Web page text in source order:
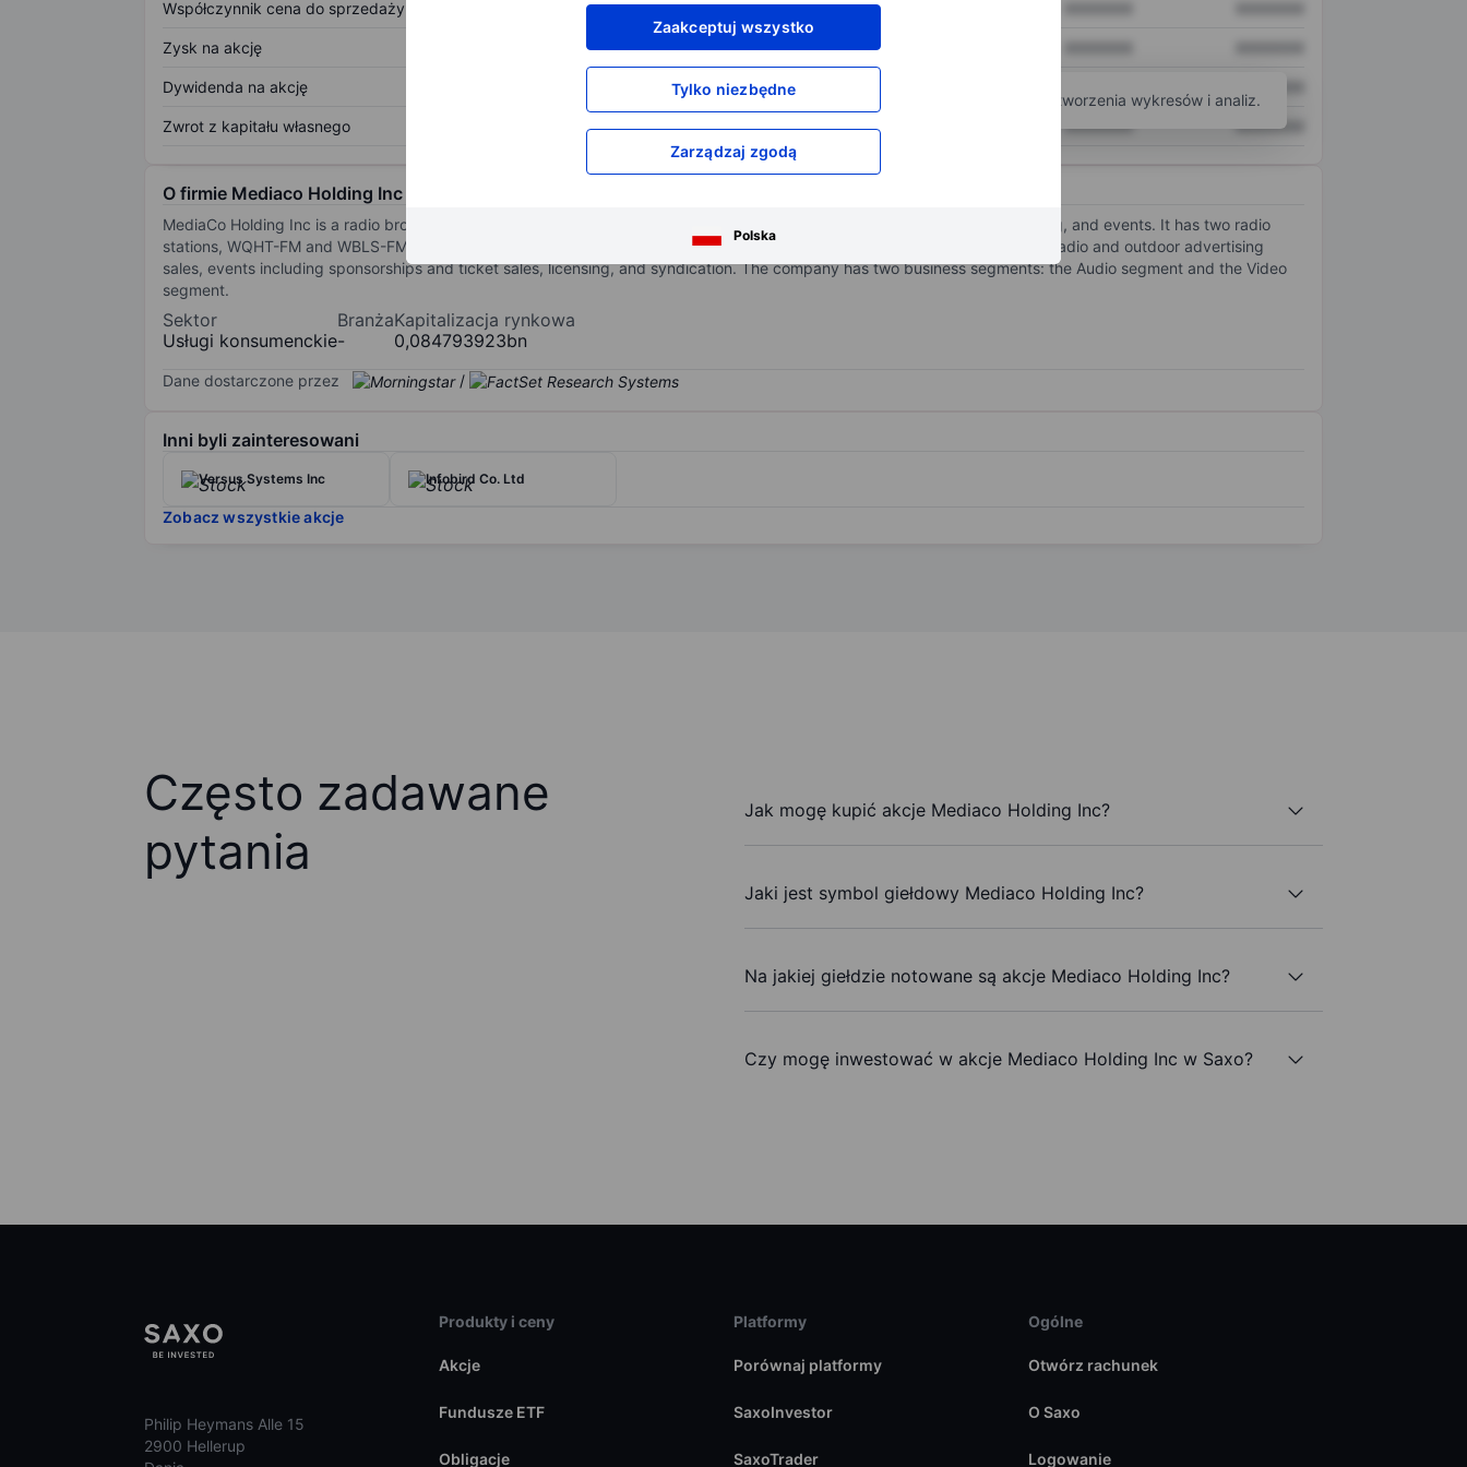
Zaakceptuj wszystko
Tylko niezbędne
Zarządzaj zgodą
Polska
Współczynnik cena do sprzedaży XXXXXXX
Zysk na akcję XXXXXXX
Dywidenda na akcję XXXXXXX
Zwrot z kapitału własnego XXXXXXX XXXXXXX XXXXXXX
Otwórz kontoaby uzyskać dostęp do większej ilości narzędzi do tworzenia wykresów i analiz.
O firmie Mediaco Holding Inc
MediaCo Holding Inc is a radio broadcasting media company operating in radio and digital advertising, premium programming, and events. It has two radio
stations, WQHT-FM and WBLS-FM, which serve the New York City metropolitan area. The company generates revenue from radio and outdoor advertising
sales, events including sponsorships and ticket sales, licensing, and syndication. The company has two business segments: the Audio segment and the Video
segment.
Sektor
Usługi konsumenckie
Branża
-
Kapitalizacja rynkowa
0,084793923bn
Dane dostarczone przez /
Inni byli zainteresowani
Versus Systems Inc Infobird Co. Ltd
Zobacz wszystkie akcje
Często zadawane
pytania
Jak mogę kupić akcje Mediaco Holding Inc?
Jaki jest symbol giełdowy Mediaco Holding Inc?
Na jakiej giełdzie notowane są akcje Mediaco Holding Inc?
Czy mogę inwestować w akcje Mediaco Holding Inc w Saxo?
Philip Heymans Alle 15
2900 Hellerup
Produkty i ceny
Akcje
Fundusze ETF
Obligacje
Platformy
Porównaj platformy
SaxoInvestor
SaxoTrader
Ogólne
Otwórz rachunek
O Saxo
Logowanie